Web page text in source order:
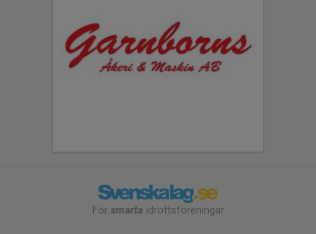
För smarta idrottsföreningar